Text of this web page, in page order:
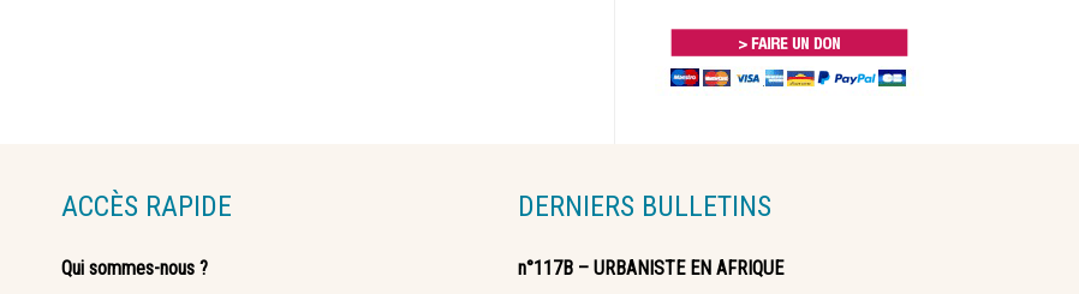
ACCÈS RAPIDE
Qui sommes-nous ?
DERNIERS BULLETINS
n°117B – URBANISTE EN AFRIQUE